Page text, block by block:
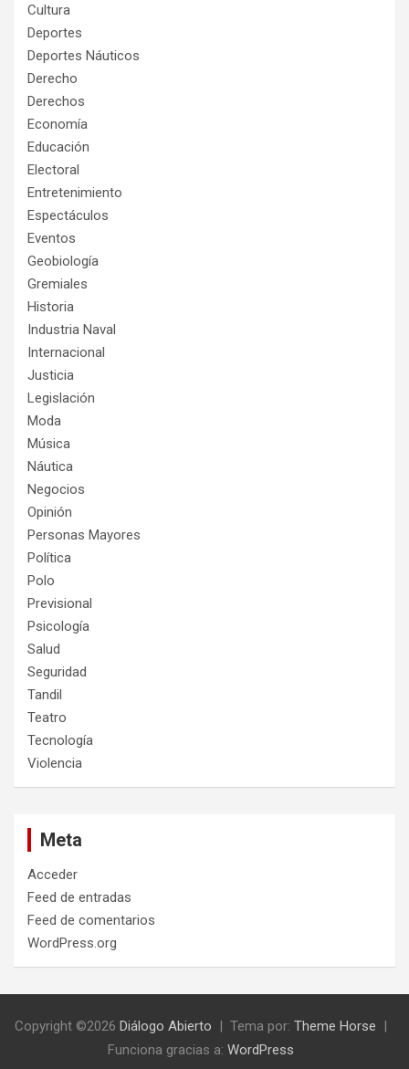
Cultura
Deportes
Deportes Náuticos
Derecho
Derechos
Economía
Educación
Electoral
Entretenimiento
Espectáculos
Eventos
Geobiología
Gremiales
Historia
Industria Naval
Internacional
Justicia
Legislación
Moda
Música
Náutica
Negocios
Opinión
Personas Mayores
Política
Polo
Previsional
Psicología
Salud
Seguridad
Tandil
Teatro
Tecnología
Violencia
Meta
Acceder
Feed de entradas
Feed de comentarios
WordPress.org
Copyright ©2026 Diálogo Abierto Tema por: Theme Horse
Funciona gracias a: WordPress